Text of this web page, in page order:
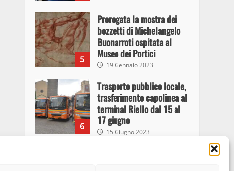
5
Prorogata la mostra dei
bozzetti di Michelangelo
Buonarroti ospitata al
Museo dei Portici
19 Gennaio 2023
6
Trasporto pubblico locale,
trasferimento capolinea al
terminal Riello dal 15 al
17 giugno
15 Giugno 2023